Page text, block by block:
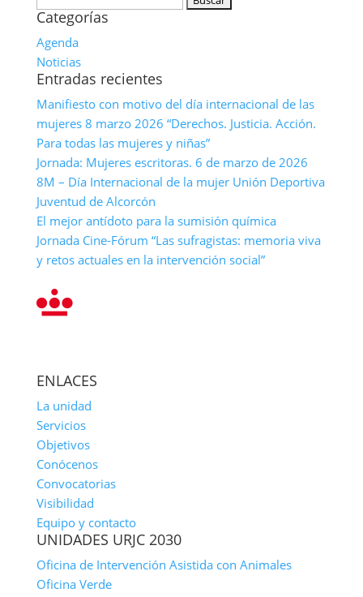
Categorías
Agenda
Noticias
Entradas recientes
Manifiesto con motivo del día internacional de las
mujeres 8 marzo 2026 “Derechos. Justicia. Acción.
Para todas las mujeres y niñas”
Jornada: Mujeres escritoras. 6 de marzo de 2026
8M – Día Internacional de la mujer Unión Deportiva
Juventud de Alcorcón
El mejor antídoto para la sumisión química
Jornada Cine-Fórum “Las sufragistas: memoria viva
y retos actuales en la intervención social”
ENLACES
La unidad
Servicios
Objetivos
Conócenos
Convocatorias
Visibilidad
Equipo y contacto
UNIDADES URJC 2030
Oficina de Intervención Asistida con Animales
Oficina Verde